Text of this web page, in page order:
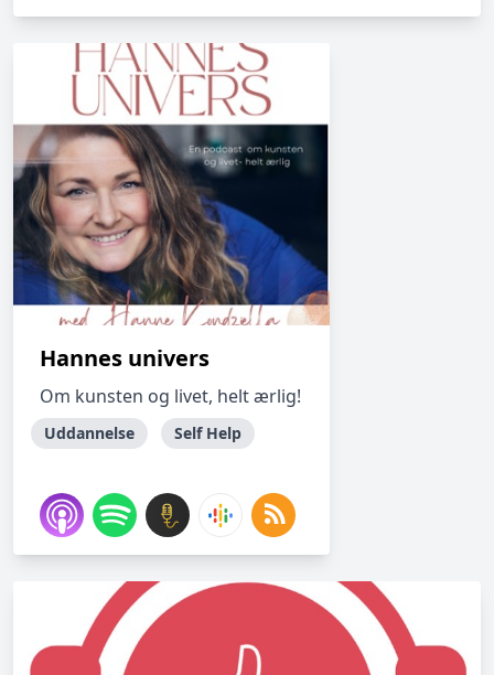
Hannes univers
Om kunsten og livet, helt ærlig!
Uddannelse Self Help